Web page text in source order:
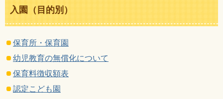
入園（目的別）
保育所・保育園
幼児教育の無償化について
保育料徴収額表
認定こども園